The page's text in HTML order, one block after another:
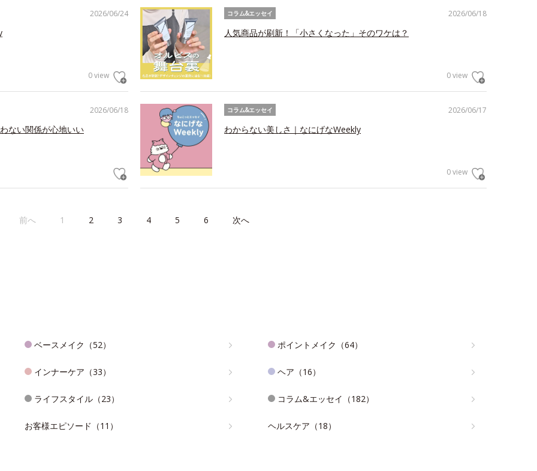
2026/06/24
0 view
2026/06/18
コラム&エッセイ
人気商品が刷新！「小さくなった」そのワケは？
0 view
2026/06/18
ない関係が心地いい
2026/06/17
コラム&エッセイ
わからない美しさ｜なにげなWeekly
0 view
前へ 1 2 3 4 5 6 次へ
ベースメイク（52） ポイントメイク（64）
インナーケア（33） ヘア（16）
ライフスタイル（23） コラム&エッセイ（182）
お客様エピソード（11） ヘルスケア（18）